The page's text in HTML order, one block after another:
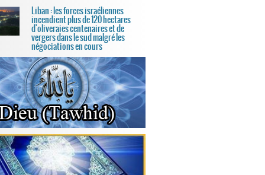
Liban : les forces israéliennes
incendient plus de 120 hectares
d'oliveraies centenaires et de
vergers dans le sud malgré les
négociations en cours